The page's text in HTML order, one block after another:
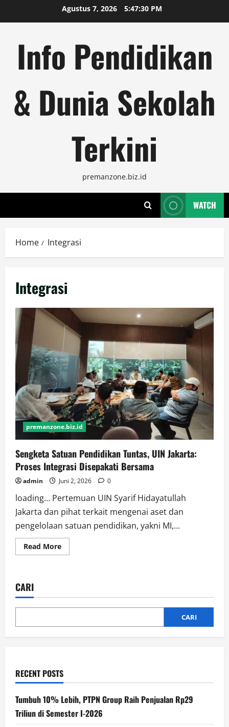
to
Agustus 7, 2026 5:47:30 PM
Info Pendidikan
& Dunia Sekolah
Terkini
premanzone.biz.id
WATCH
Home Integrasi
Integrasi
premanzone.biz.id
Sengketa Satuan Pendidikan Tuntas, UIN Jakarta:
Proses Integrasi Disepakati Bersama
admin Juni 2, 2026 0
loading… Pertemuan UIN Syarif Hidayatullah
Jakarta dan pihat terkait mengenai aset dan
pengelolaan satuan pendidikan, yakni MI,...
Read MoreRead
more
UIN
Proses
Disepakati
CARI
CARI
RECENT POSTS
Tumbuh 10% Lebih, PTPN Group Raih Penjualan Rp29
Triliun di Semester I-2026